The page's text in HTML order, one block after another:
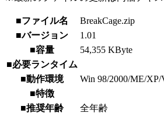
■ファイル名
BreakCage.zip
■バージョン
1.01
■容量
54,355 KByte
■必要ランタイム
■動作環境
Win 98/2000/ME/
■特徴
■推奨年齢
全年齢